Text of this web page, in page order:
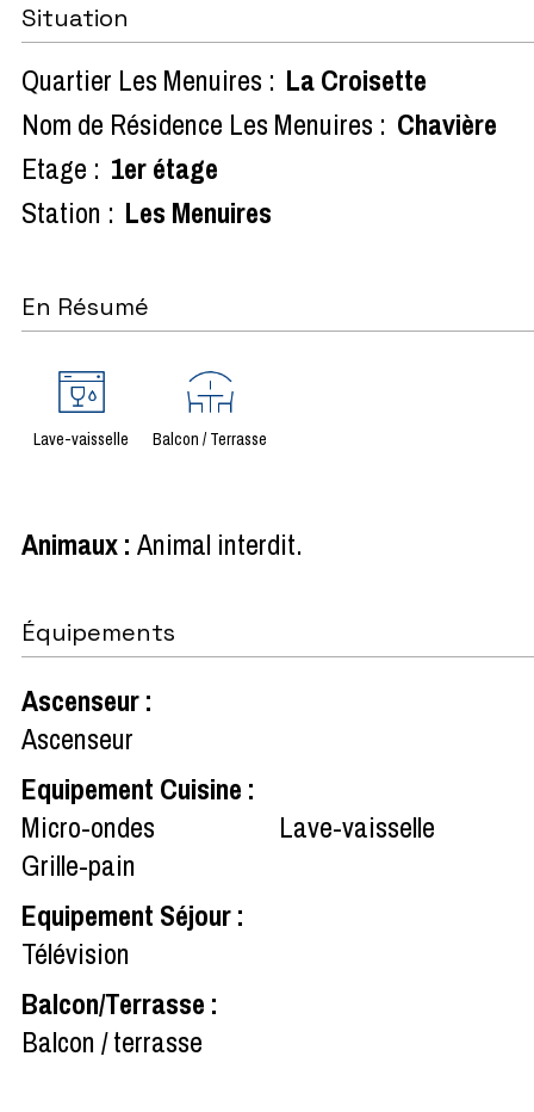
Situation
Quartier Les Menuires : La Croisette
Nom de Résidence Les Menuires : Chavière
Etage : 1er étage
Station : Les Menuires
En Résumé
Lave-vaisselle Balcon / Terrasse
Animaux: Animal interdit
Équipements
Ascenseur:
Ascenseur
Equipement Cuisine :
Micro-ondes
Lave-vaisselle
Grille-pain
Equipement Séjour:
Télévision
Balcon/Terrasse :
Balcon / terrasse